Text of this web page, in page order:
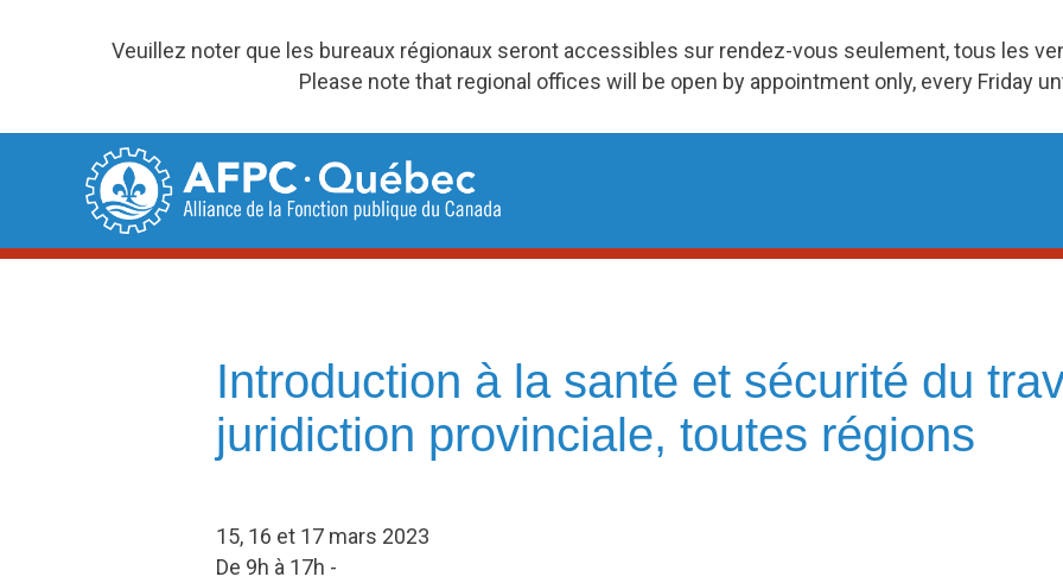
Veuillez noter que les bureaux régionaux seront accessibles sur rendez-vous seulement, tous les
Please note that regional offices will be open by appointment only, every Friday
Introduction à la santé et sécurité du
juridiction provinciale, toutes régions
15, 16 et 17 mars 2023
De 9h à 17h -